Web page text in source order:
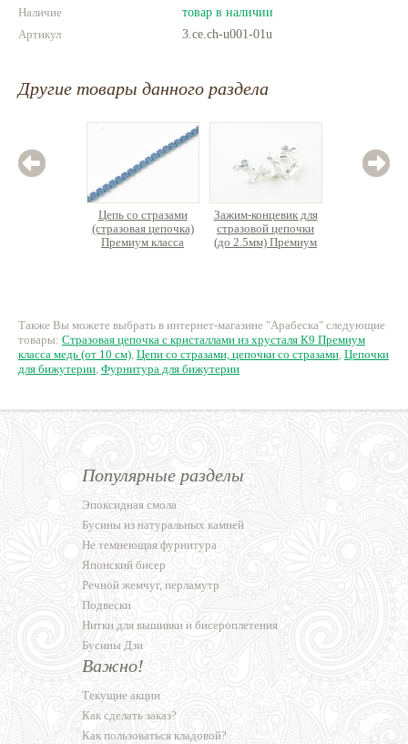
Наличие
товар в наличии
Артикул
3.ce.ch-u001-01u
Другие товары данного раздела
Цепь со стразами
(стразовая цепочка)
Премиум класса
Зажим-концевик для
стразовой цепочки
(до 2.5мм) Премиум
Также Вы можете выбрать в интернет-магазине "Арабеска" следующие
товары: Стразовая цепочка с кристаллами из хрусталя К9 Премиум
класса медь (от 10 см), Цепи со стразами, цепочки со стразами, Цепочки
для бижутерии, Фурнитура для бижутерии
Популярные разделы
Эпоксидная смола
Бусины из натуральных камней
Не темнеющая фурнитура
Японский бисер
Речной жемчуг, перламутр
Подвески
Нитки для вышивки и бисероплетения
Бусины Дзи
Важно!
Текущие акции
Как сделать заказ?
Как пользоваться кладовой?